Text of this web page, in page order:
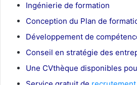
Ingénierie de formation
Conception du Plan de
Développement de
Conseil en stratégie des
Une CVthèque disponibles